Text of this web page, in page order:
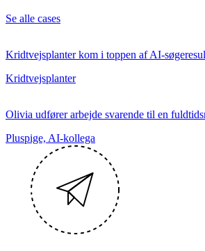
Se alle cases
Kridtvejsplanter kom i toppen af AI-
Kridtvejsplanter
Olivia udfører arbejde svarende til en
Pluspige, AI-kollega